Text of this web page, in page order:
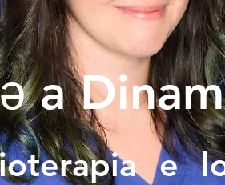
a
e